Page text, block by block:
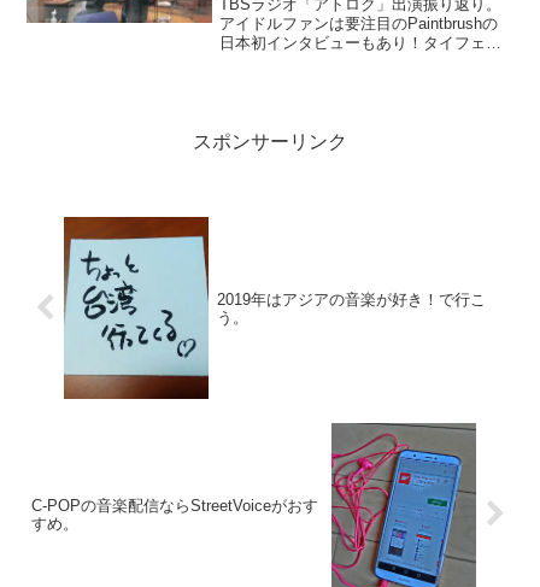
TBSラジオ「アトロク」出演振り返り。
アイドルファンは要注目のPaintbrushの
日本初インタビューもあり！タイフェス
スポンサーリンク
2019年はアジアの音楽が好き！で行こ
う。
C-POPの音楽配信ならStreetVoiceがおす
すめ。